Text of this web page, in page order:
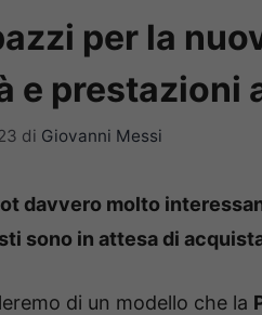
per la
e prestazioni
di Giovanni Messi
davvero molto
sono in attesa di
di un modello che la